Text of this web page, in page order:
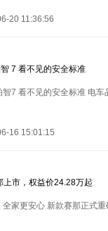
20 11:36:56
7 看不见的安全标准
智7 看不见的安全标准 电车
16 15:01:15
上市，权益价24.28万起
全家更安心 新款赛那正式